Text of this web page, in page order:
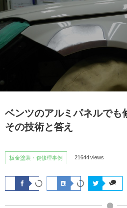
ベンツのアルミパネルでも
その技術と答え
板金塗装・傷修理事例 21644 views